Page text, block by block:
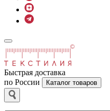
Быстрая доставка
по России
Каталог товаров